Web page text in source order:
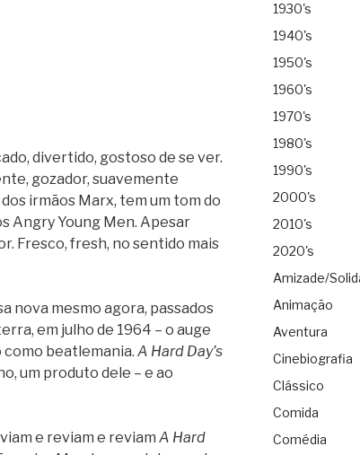
divertido, gostoso de se ver.
gozador, suavemente
irmãos Marx, tem um tom do
Angry Young Men. Apesar
Fresco, fresh, no sentido mais
nova mesmo agora, passados
em julho de 1964 – o auge
beatlemania. A Hard Day’s
um produto dele – e ao
e reviam e reviam A Hard
1930's
1940's
1950's
1960's
1970's
1980's
1990's
2000's
2010's
2020's
Amizade/
Animação
Aventura
Cinebiografia
Clássico
Comida
Comédia